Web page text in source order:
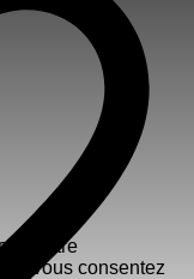
votre
», vous consentez